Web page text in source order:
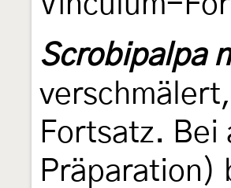
Scrobipalpa
Fortsatz.
Präparation)